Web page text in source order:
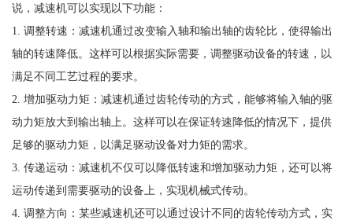
说，减速机可以实现以下功能：
1. 调整转速：减速机通过改变输入轴和输出轴的齿轮比，使得输出
轴的转速降低。这样可以根据实际需要，调整驱动设备的转速，以
满足不同工艺过程的要求。
2. 增加驱动力矩：减速机通过齿轮传动的方式，能够将输入轴的驱
动力矩放大到输出轴上。这样可以在保证转速降低的情况下，提供
足够的驱动力矩，以满足驱动设备对力矩的需求。
3. 传递运动：减速机不仅可以降低转速和增加驱动力矩，还可以将
运动传递到需要驱动的设备上，实现机械式传动。
4. 调整方向：某些减速机还可以通过设计不同的齿轮传动方式，实